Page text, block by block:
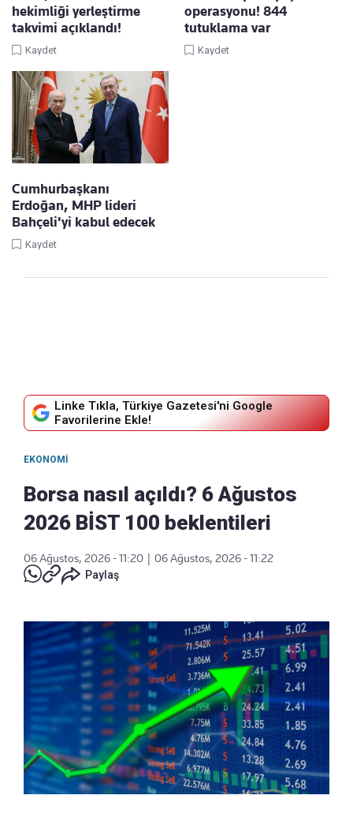
hekimliği yerleştirme
takvimi açıklandı!
Kaydet
operasyonu! 844
tutuklama var
Kaydet
Cumhurbaşkanı
Erdoğan, MHP lideri
Bahçeli'yi kabul edecek
Kaydet
Linke Tıkla, Türkiye Gazetesi'ni Google
Favorilerine Ekle!
EKONOMI
Borsa nasıl açıldı? 6 Ağustos
2026 BİST 100 beklentileri
06 Ağustos, 2026 - 11:20
06 Ağustos, 2026 - 11:22
Paylaş